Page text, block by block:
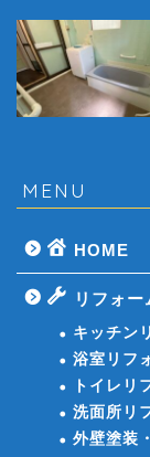
MENU
HOME
リフォ
キッチン
浴室リフ
トイレリ
洗面所リ
外壁塗装